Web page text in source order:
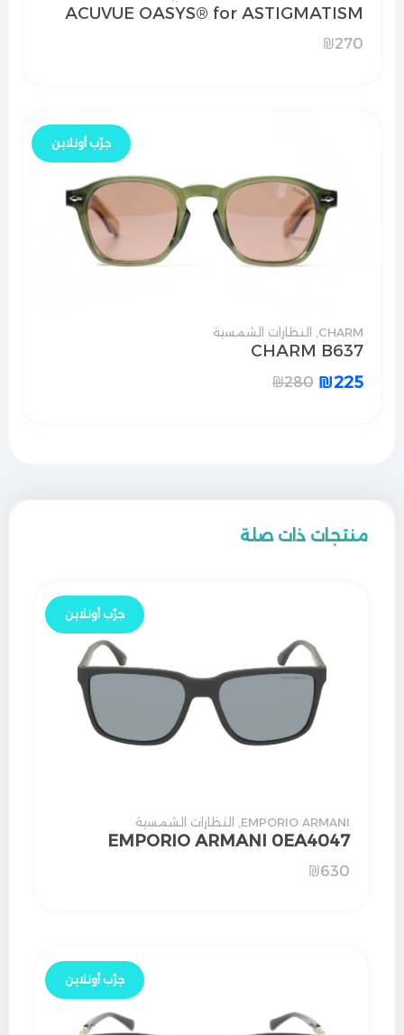
ACUVUE OASYS® for ASTIGMATISM
₪270
CHARM النظارات الشمسية
CHARM B637
₪280 ₪225
جرّب أونلاين
منتجات ذات صلة
EMPORIO ARMANI
, النظارات الشمسية
EMPORIO ARMANI 0EA4047
₪630
جرّب أونلاين
جرّب أونلاين